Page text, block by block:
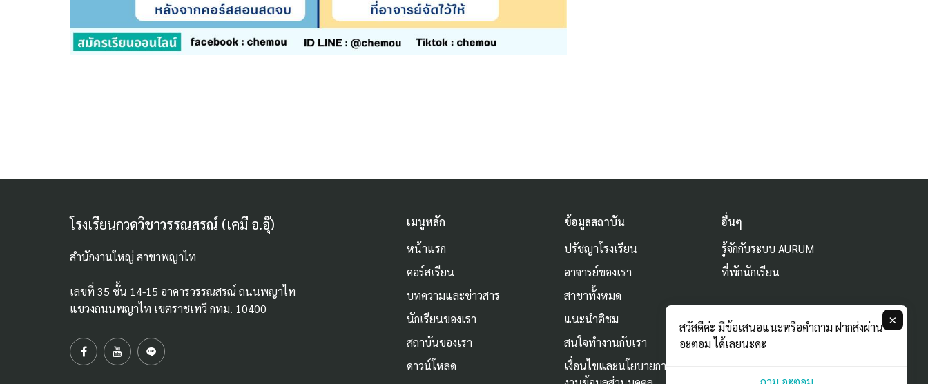
โรงเรียนกวดวิชาวรรณสรณ์ (เคมี อ.อุ๊)
สำนักงานใหญ่ สาขาพญาไท
เลขที่ 35 ชั้น 14-15 อาคารวรรณสรณ์ ถนนพญาไท
แขวงถนนพญาไท เขตราชเทวี กทม. 10400
เมนูหลัก
หน้าแรก
คอร์สเรียน
บทความและข่าวสาร
นักเรียนของเรา
สถาบันของเรา
ดาวน์โหลด
ข้อมูลสถาบัน
ปรัชญาโรงเรียน
อาจารย์ของเรา
สาขาทั้งหมด
แนะนำติชม
สนใจทำงานกับเรา
เงื่อนไขและนโยบายการใช้
อื่นๆ
รู้จักกับระบบ AURUM
ที่พักนักเรียน
×
สวัสดีค่ะ มีข้อเสนอแนะหรือคำถาม ฝากส่งผ่าน
อะตอม ได้เลยนะคะ